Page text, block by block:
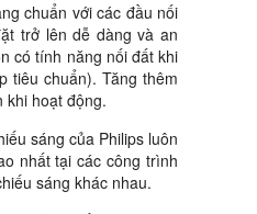
chuẩn với các đầu nối
trở lên dễ dàng và an
có tính năng nối đất khi
tiêu chuẩn). Tăng thêm
khi hoạt động.
sáng của Philips luôn
nhất tại các công trình
sáng khác nhau.